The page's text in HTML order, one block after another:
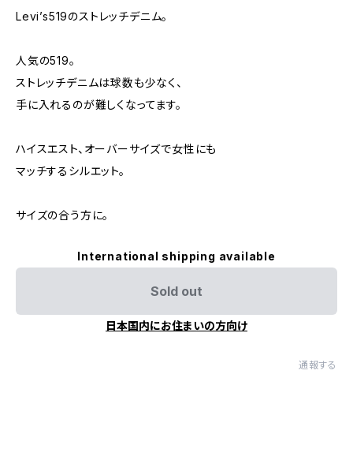
Levi’s519のストレッチデニム。
人気の519。
ストレッチデニムは球数も少なく、
手に入れるのが難しくなってます。
ハイスエスト、オーバーサイズで女性にも
マッチするシルエット。
サイズの合う方に。
International shipping available
Sold out
日本国内にお住まいの方向け
通報する